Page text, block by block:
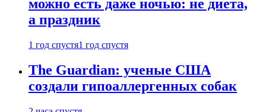
можно есть даже ночью: не диета,
а праздник
1 год спустя1 год спустя
The Guardian: ученые США
создали гипоаллергенных собак